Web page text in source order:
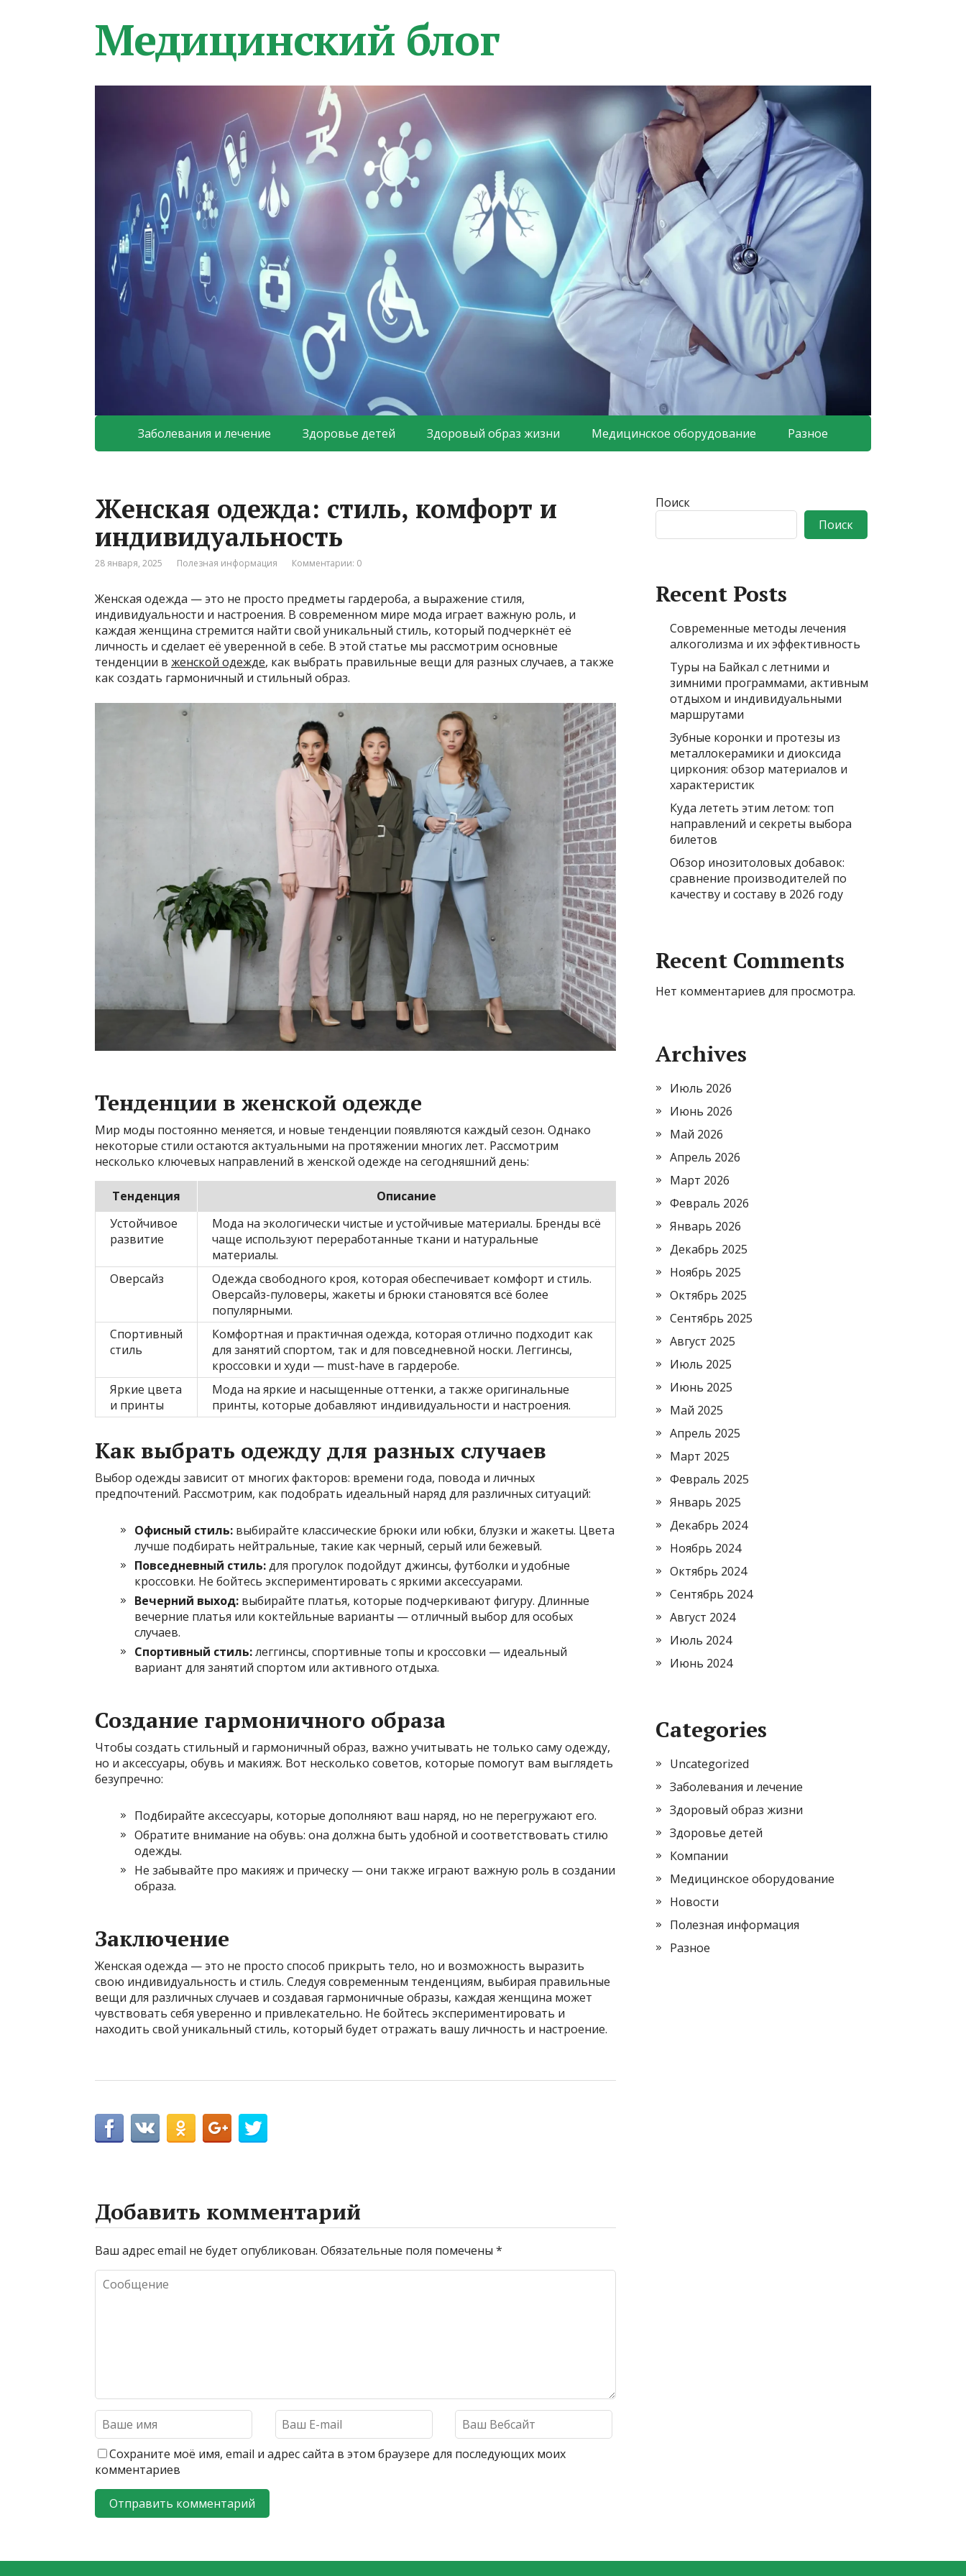
Медицинский блог
Заболевания и лечение Здоровье детей Здоровый образ жизни Медицинское оборудование Разное
Женская одежда: стиль, комфорт и
индивидуальность
28 января, 2025 Полезная информация Комментарии: 0
Женская одежда — это не просто предметы гардероба, а выражение стиля,
индивидуальности и настроения. В современном мире мода играет важную роль, и
каждая женщина стремится найти свой уникальный стиль, который подчеркнёт её
личность и сделает её уверенной в себе. В этой статье мы рассмотрим основные
тенденции в женской одежде, как выбрать правильные вещи для разных случаев, а также
как создать гармоничный и стильный образ.
Тенденции в женской одежде
Мир моды постоянно меняется, и новые тенденции появляются каждый сезон. Однако
некоторые стили остаются актуальными на протяжении многих лет. Рассмотрим
несколько ключевых направлений в женской одежде на сегодняшний день:
Тенденция
Описание
Устойчивое
развитие
Мода на экологически чистые и устойчивые материалы. Бренды всё
чаще используют переработанные ткани и натуральные
материалы.
Оверсайз
Одежда свободного кроя, которая обеспечивает комфорт и стиль.
Оверсайз-пуловеры, жакеты и брюки становятся всё более
популярными.
Спортивный
стиль
Комфортная и практичная одежда, которая отлично подходит как
для занятий спортом, так и для повседневной носки. Леггинсы,
кроссовки и худи — must-have в гардеробе.
Яркие цвета
и принты
Мода на яркие и насыщенные оттенки, а также оригинальные
принты, которые добавляют индивидуальности и настроения.
Как выбрать одежду для разных случаев
Выбор одежды зависит от многих факторов: времени года, повода и личных
предпочтений. Рассмотрим, как подобрать идеальный наряд для различных ситуаций:
Офисный стиль: выбирайте классические брюки или юбки, блузки и жакеты. Цвета
лучше подбирать нейтральные, такие как черный, серый или бежевый.
Повседневный стиль:для прогулок подойдут джинсы, футболки и удобные
кроссовки. Не бойтесь экспериментировать с яркими аксессуарами.
Вечерний выход: выбирайте платья, которые подчеркивают фигуру. Длинные
вечерние платья или коктейльные варианты — отличный выбор для особых
случаев.
Спортивный стиль:леггинсы, спортивные топы и кроссовки — идеальный
вариант для занятий спортом или активного отдыха.
Создание гармоничного образа
Чтобы создать стильный и гармоничный образ, важно учитывать не только саму одежду,
но и аксессуары, обувь и макияж. Вот несколько советов, которые помогут вам выглядеть
безупречно:
Подбирайте аксессуары, которые дополняют ваш наряд, но не перегружают его.
Обратите внимание на обувь: она должна быть удобной и соответствовать стилю
одежды.
Не забывайте про макияж и прическу — они также играют важную роль в создании
образа.
Заключение
Женская одежда — это не просто способ прикрыть тело, но и возможность выразить
свою индивидуальность и стиль. Следуя современным тенденциям, выбирая правильные
вещи для различных случаев и создавая гармоничные образы, каждая женщина может
чувствовать себя уверенно и привлекательно. Не бойтесь экспериментировать и
находить свой уникальный стиль, который будет отражать вашу личность и настроение.
Добавить комментарий
Ваш адрес email не будет опубликован. Обязательные поля помечены *
Сохраните моё имя, email и адрес сайта в этом браузере для последующих моих
комментариев
Поиск
Поиск
Recent Posts
Современные методы лечения
алкоголизма и их эффективность
Туры на Байкал с летними и
зимними программами, активным
отдыхом и индивидуальными
маршрутами
Зубные коронки и протезы из
металлокерамики и диоксида
циркония: обзор материалов и
характеристик
Куда лететь этим летом: топ
направлений и секреты выбора
билетов
Обзор инозитоловых добавок:
сравнение производителей по
качеству и составу в 2026 году
Recent Comments
Нет комментариев для просмотра.
Archives
Июль 2026
Июнь 2026
Май 2026
Апрель 2026
Март 2026
Февраль 2026
Январь 2026
Декабрь 2025
Ноябрь 2025
Октябрь 2025
Сентябрь 2025
Август 2025
Июль 2025
Июнь 2025
Май 2025
Апрель 2025
Март 2025
Февраль 2025
Январь 2025
Декабрь 2024
Ноябрь 2024
Октябрь 2024
Сентябрь 2024
Август 2024
Июль 2024
Июнь 2024
Categories
Uncategorized
Заболевания и лечение
Здоровый образ жизни
Здоровье детей
Компании
Медицинское оборудование
Новости
Полезная информация
Разное